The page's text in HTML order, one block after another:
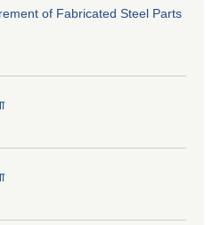
of Fabricated Steel Parts